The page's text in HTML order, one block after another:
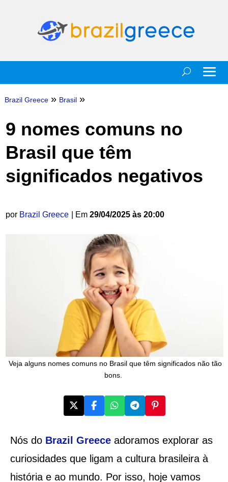
Brazil Greece » Brasil »
9 nomes comuns no
Brasil que têm
significados negativos
por Brazil Greece | Em 29/04/2025 às 20:00
Veja alguns nomes comuns no Brasil que têm significados não tão
bons.
Nós do Brazil Greeceadoramos explorar as
curiosidades que ligam a cultura brasileira à
história e ao mundo. Por isso, hoje vamos